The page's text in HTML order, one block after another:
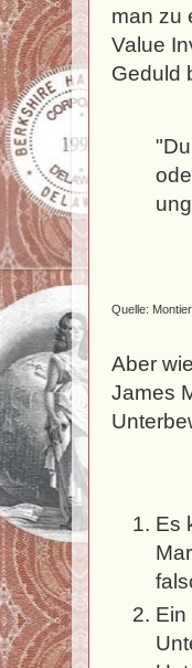
man zu
Value
Geduld
Quelle:
Aber
James
Es
Ein